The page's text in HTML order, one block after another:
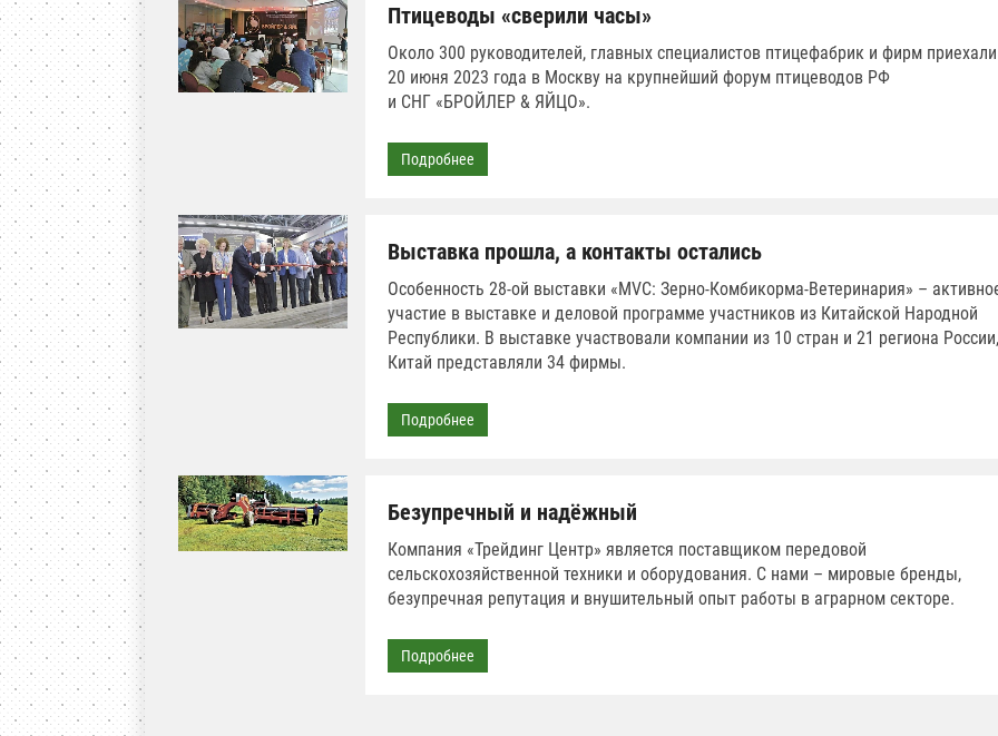
Птицеводы «сверили часы»
Около 300 руководителей, главных специалистов птицефабрик и фирм приехали
20 июня 2023 года в Москву на крупнейший форум птицеводов РФ
и СНГ «БРОЙЛЕР & ЯЙЦО».
Подробнее
Выставка прошла, а контакты остались
Особенность 28-ой выставки «MVC: Зерно-Комбикорма-Ветеринария» –
участие в выставке и деловой программе участников из Китайской Народной
Республики. В выставке участвовали компании из 10 стран и 21 региона России,
Китай представляли 34 фирмы.
Подробнее
Безупречный и надёжный
Компания «Трейдинг Центр» является поставщиком передовой
сельскохозяйственной техники и оборудования. С нами – мировые бренды,
безупречная репутация и внушительный опыт работы в аграрном секторе.
Подробнее